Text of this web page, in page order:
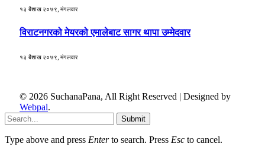
१३ बैशाख २०७९, मंगलवार
विराटनगरको मेयरको एमालेबाट सागर थापा उम्मेदवार
१३ बैशाख २०७९, मंगलवार
© 2026 SuchanaPana, All Right Reserved | Designed by
Webpal.
Submit
Type above and press Enterto search. Press Esc to cancel.